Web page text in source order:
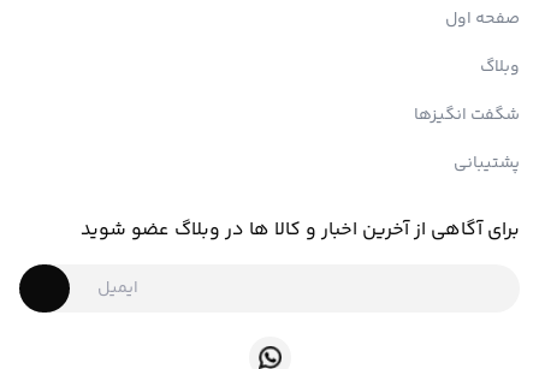
صفحه اول
وبلاگ
شگفت انگیزها
پشتیبانی
برای آگاهی از آخرین اخبار و کالا ها در وبلاگ عضو شوید